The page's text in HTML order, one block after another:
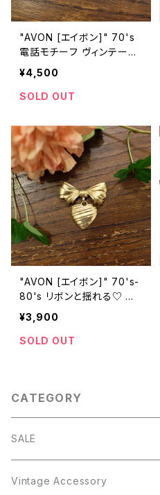
"AVON [エイボン]" 70's
電話モチーフ ヴィンテージ
¥4,500
SOLD OUT
"AVON [エイボン]" 70's-
80's リボンと揺れる♡ ヴ
ィンテージブローチ [BV-3
27]
¥3,900
SOLD OUT
CATEGORY
SALE
Vintage Accessory